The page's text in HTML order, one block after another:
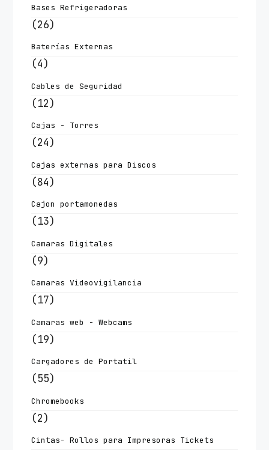
Bases Refrigeradoras
(26)
Baterías Externas
(4)
Cables de Seguridad
(12)
Cajas - Torres
(24)
Cajas externas para Discos
(84)
Cajon portamonedas
(13)
Camaras Digitales
(9)
Camaras Videovigilancia
(17)
Camaras web - Webcams
(19)
Cargadores de Portatil
(55)
Chromebooks
(2)
Cintas- Rollos para Impresoras Tickets